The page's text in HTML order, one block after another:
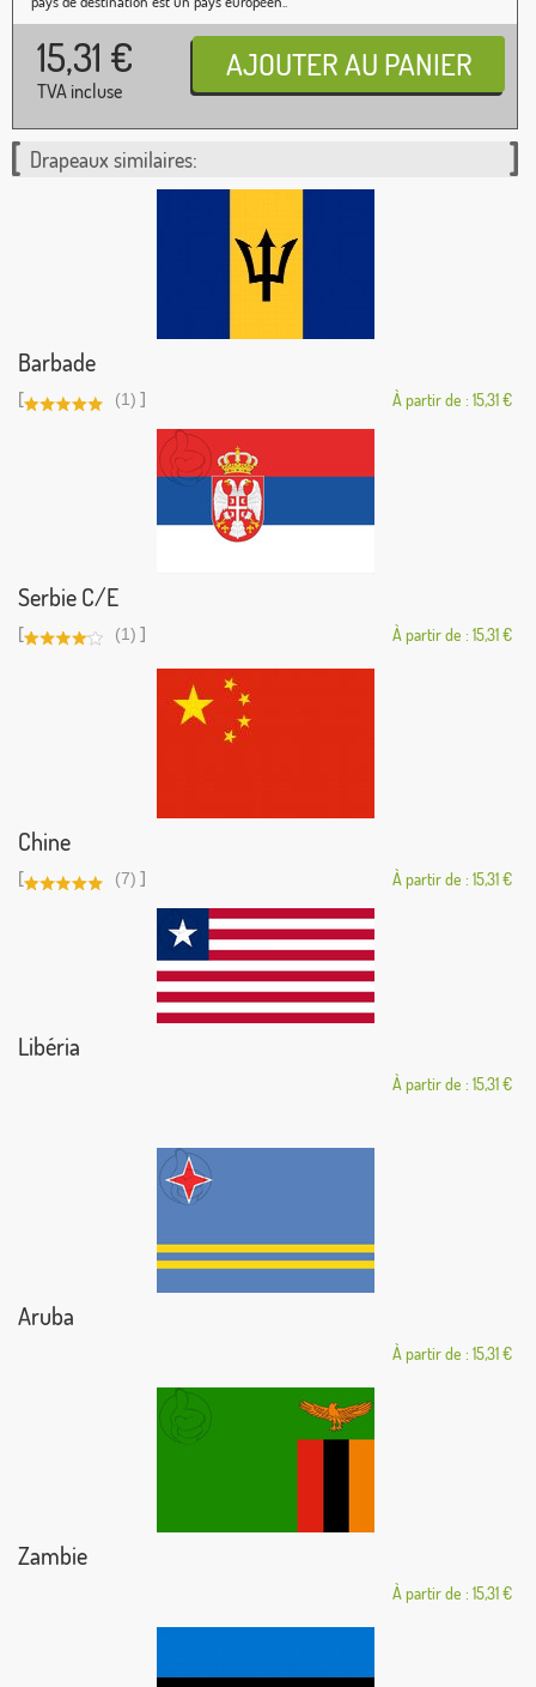
15,31 €
TVA incluse
Drapeaux similaires:
Barbade
[ (1) ] À partir de : 15,31 €
Serbie C/E
[ (1) ] À partir de : 15,31 €
Chine
[ (7) ] À partir de : 15,31 €
Libéria
À partir de : 15,31 €
Aruba
À partir de : 15,31 €
Zambie
À partir de : 15,31 €